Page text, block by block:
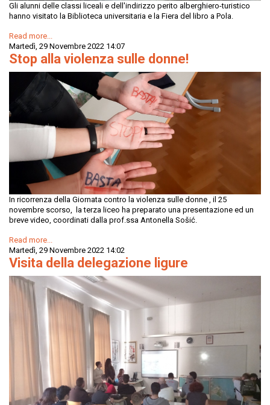
Gli alunni delle classi liceali e dell'indirizzo perito alberghiero-turistico
hanno visitato la Biblioteca universitaria e la Fiera del libro a Pola.
Read more...
Martedì, 29 Novembre 2022 14:07
Stop alla violenza sulle donne!
In ricorrenza della Giornata contro la violenza sulle donne , il 25
novembre scorso, la terza liceo ha preparato una presentazione ed un
breve video, coordinati dalla prof.ssa Antonella Sošić.
Read more...
Martedì, 29 Novembre 2022 14:02
Visita della delegazione ligure